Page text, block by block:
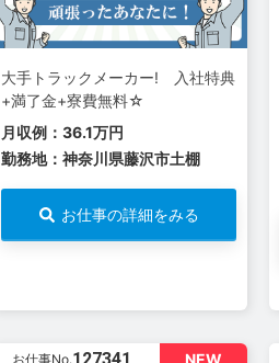
大手トラックメーカー! 入社特典
+満了金+寮費無料☆
月収例：36.1万円
勤務地：神奈川県藤沢市土棚
お仕事の詳細をみる
お仕事No.